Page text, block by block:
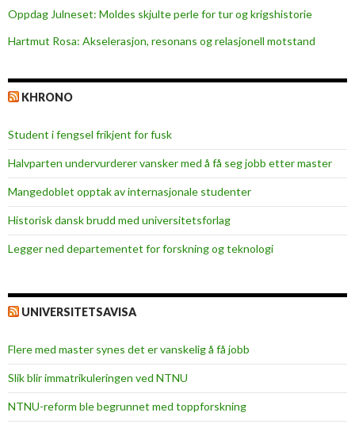
i
n
Oppdag Julneset: Moldes skjulte perle for tur og krigshistorie
Hartmut Rosa: Akselerasjon, resonans og relasjonell motstand
KHRONO
Student i fengsel frikjent for fusk
Halvparten undervurderer vansker med å få seg jobb etter master
Mangedoblet opptak av internasjonale studenter
Historisk dansk brudd med universitetsforlag
Legger ned departementet for forskning og teknologi
UNIVERSITETSAVISA
Flere med master synes det er vanskelig å få jobb
Slik blir immatrikuleringen ved NTNU
NTNU-reform ble begrunnet med toppforskning